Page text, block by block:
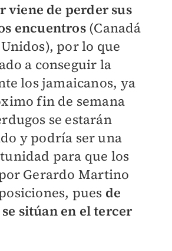
viene de perder sus
encuentros(Canadá
por lo que
a conseguir la
los jamaicanos, ya
fin de semana
se estarán
y podría ser una
para que los
Gerardo Martino
pues de
sitúan en el tercer